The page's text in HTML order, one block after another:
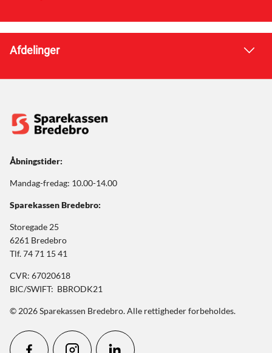
Afdelinger
Åbningstider:
Mandag-fredag: 10.00-14.00
Sparekassen Bredebro:
Storegade 25
6261 Bredebro
Tlf. 74 71 15 41
CVR: 67020618
BIC/SWIFT: BBRODK21
© 2026 Sparekassen Bredebro. Alle rettigheder forbeholdes.